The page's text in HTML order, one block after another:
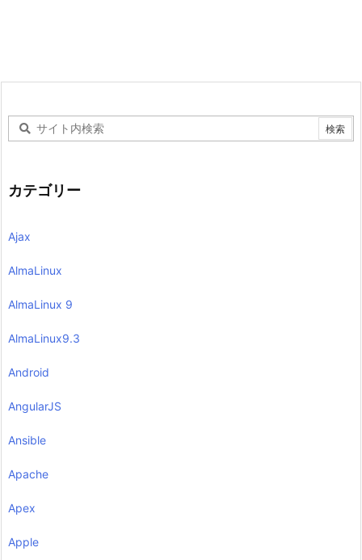
カテゴリー
Ajax
AlmaLinux
AlmaLinux 9
AlmaLinux9.3
Android
AngularJS
Ansible
Apache
Apex
Apple